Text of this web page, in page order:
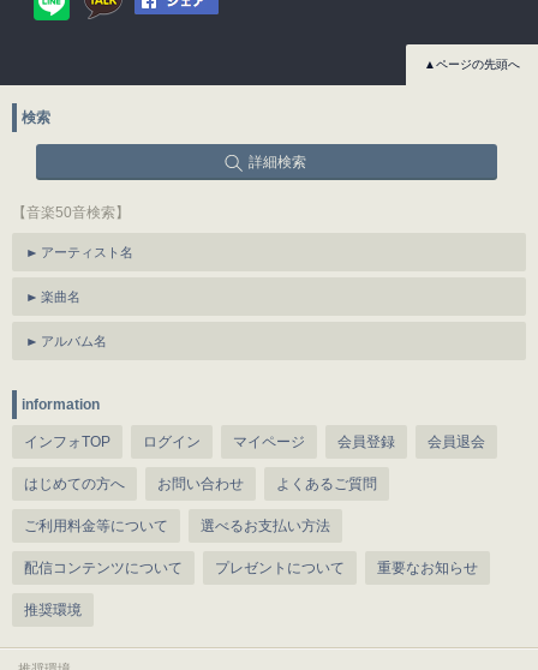
▲ページの先頭へ
検索
詳細検索
【音楽50音検索】
アーティスト名
楽曲名
アルバム名
information
インフォTOP ログイン マイページ 会員登録 会員退会
はじめての方へ お問い合わせ よくあるご質問
ご利用料金等について 選べるお支払い方法
配信コンテンツについて プレゼントについて 重要なお知らせ
推奨環境